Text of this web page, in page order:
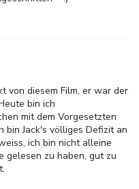
von diesem Film, er war der
bin ich
mit dem Vorgesetzten
bin Jack's völliges Defizit an
ich bin nicht alleine
gelesen zu haben, gut zu